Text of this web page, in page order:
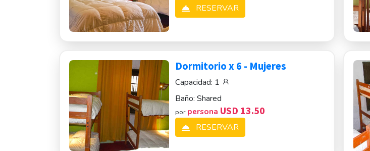
RESERVAR
Dormitorio x 6 - Mujeres
Capacidad: 1
Baño: Shared
por persona USD 13.50
RESERVAR